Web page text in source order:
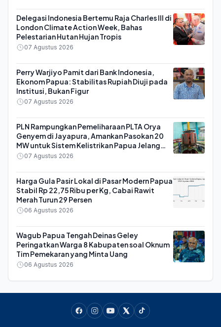
Delegasi Indonesia Bertemu Raja Charles III di
London Climate Action Week, Bahas
Pelestarian Hutan Hujan Tropis
07 Agustus 2026
Perry Warjiyo Pamit dari Bank Indonesia,
Ekonom Papua: Stabilitas Rupiah Diuji pada
Institusi, Bukan Figur
07 Agustus 2026
PLN Rampungkan Pemeliharaan PLTA Orya
Genyem di Jayapura, Amankan Pasokan 20
MW untuk Sistem Kelistrikan Papua Jelang
HUT ke-81 RI
07 Agustus 2026
Harga Gula Pasir Lokal di Pasar Modern Papua
Stabil Rp 22,75 Ribu per Kg, Cabai Rawit
Merah Turun 29 Persen
06 Agustus 2026
Wagub Papua Tengah Deinas Geley
Peringatkan Warga 8 Kabupaten soal Oknum
Tim Pemekaran yang Minta Uang
06 Agustus 2026